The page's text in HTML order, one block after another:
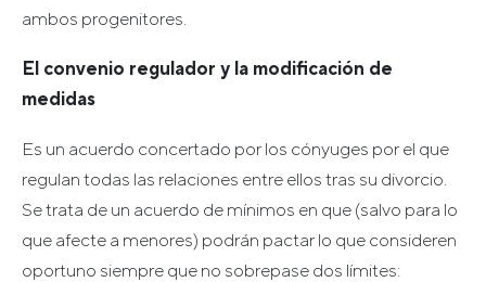
ambos progenitores.
El convenio regulador y la modificación de
medidas
Es un acuerdo concertado por los cónyuges por el que
regulan todas las relaciones entre ellos tras su divorcio.
Se trata de un acuerdo de mínimos en que (salvo para lo
que afecte a menores) podrán pactar lo que consideren
oportuno siempre que no sobrepase dos límites: